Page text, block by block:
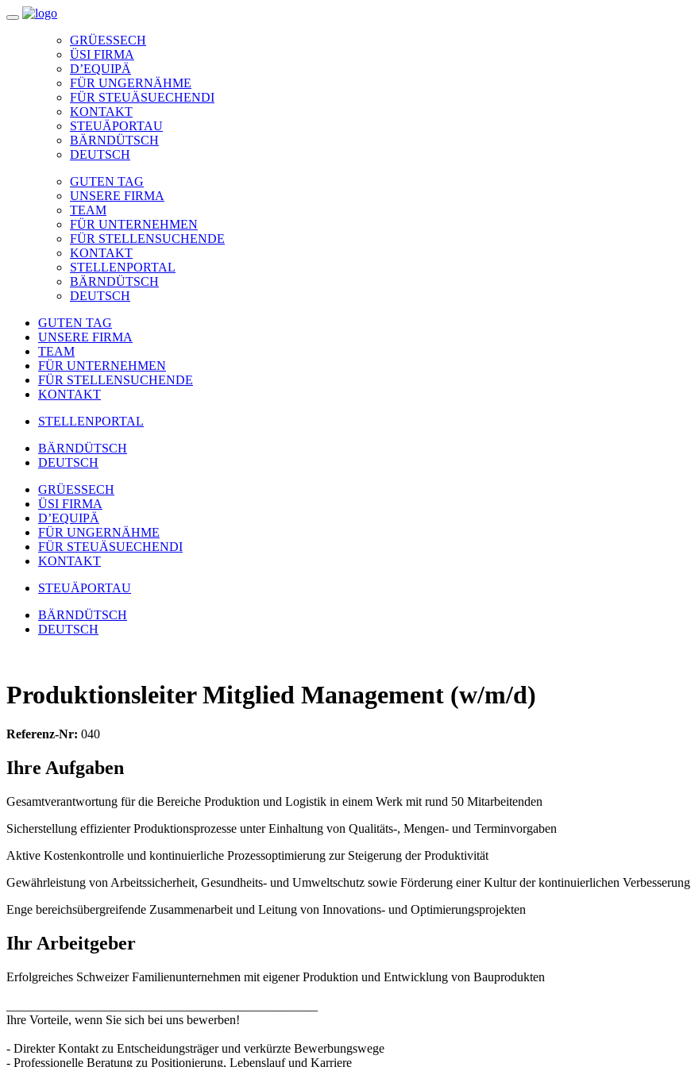
GRÜESSECH
ÜSI FIRMA
D’EQUIPÄ
FÜR UNGERNÄHME
FÜR STEUÄSUECHENDI
KONTAKT
STEUÄPORTAU
BÄRNDÜTSCH
DEUTSCH
GUTEN TAG
UNSERE FIRMA
TEAM
FÜR UNTERNEHMEN
FÜR STELLENSUCHENDE
KONTAKT
STELLENPORTAL
BÄRNDÜTSCH
DEUTSCH
GUTEN TAG
UNSERE FIRMA
TEAM
FÜR UNTERNEHMEN
FÜR STELLENSUCHENDE
KONTAKT
STELLENPORTAL
BÄRNDÜTSCH
DEUTSCH
GRÜESSECH
ÜSI FIRMA
D’EQUIPÄ
FÜR UNGERNÄHME
FÜR STEUÄSUECHENDI
KONTAKT
STEUÄPORTAU
BÄRNDÜTSCH
DEUTSCH
Produktionsleiter Mitglied Management (w/m/d)
Referenz-Nr: 040
Ihre Aufgaben
Gesamtverantwortung für die Bereiche Produktion und Logistik in einem Werk mit rund 50 Mitarbeitenden
Sicherstellung effizienter Produktionsprozesse unter Einhaltung von Qualitäts-, Mengen- und Terminvorgaben
Aktive Kostenkontrolle und kontinuierliche Prozessoptimierung zur Steigerung der Produktivität
Gewährleistung von Arbeitssicherheit, Gesundheits- und Umweltschutz sowie Förderung einer Kultur der kontinuierlichen Verbesserung
Enge bereichsübergreifende Zusammenarbeit und Leitung von Innovations- und Optimierungsprojekten
Ihr Arbeitgeber
Erfolgreiches Schweizer Familienunternehmen mit eigener Produktion und Entwicklung von Bauprodukten
Ihre Vorteile, wenn Sie sich bei uns bewerben!
- Direkter Kontakt zu Entscheidungsträger und verkürzte Bewerbungswege
- Professionelle Beratung zu Positionierung, Lebenslauf und Karriere